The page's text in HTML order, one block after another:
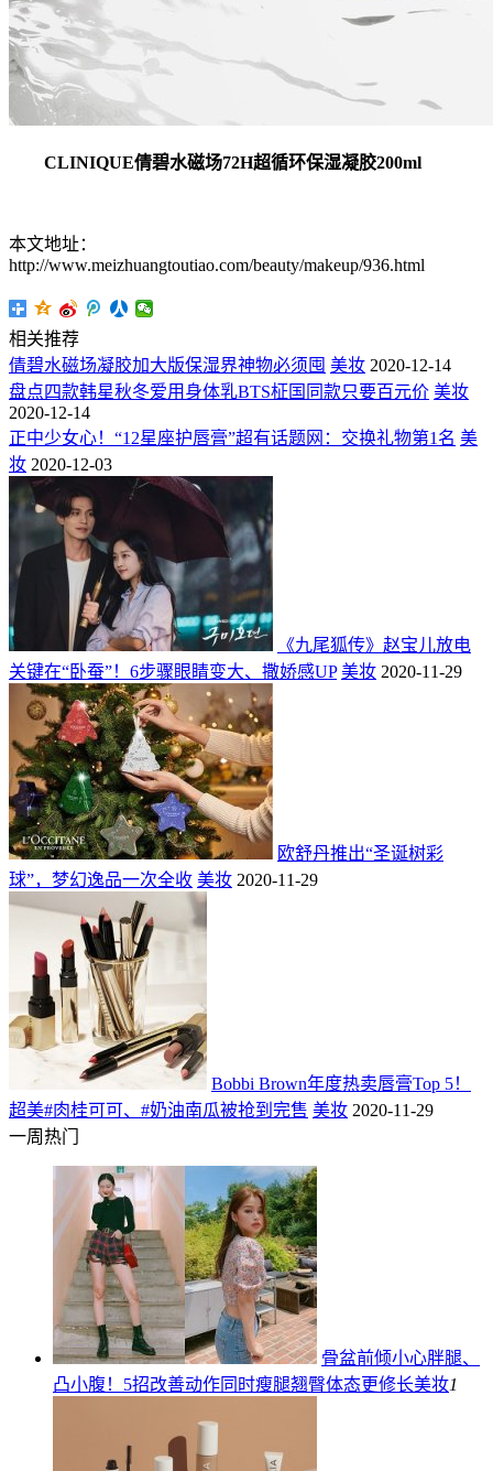
CLINIQUE倩碧水磁场72H超循环保湿凝胶200ml
本文地址：
http://www.meizhuangtoutiao.com/beauty/makeup/936.html
相关推荐
倩碧水磁场凝胶加大版保湿界神物必须囤 美妆 2020-12-14
盘点四款韩星秋冬爱用身体乳BTS柾国同款只要百元价 美妆
2020-12-14
正中少女心！“12星座护唇膏”超有话题网：交换礼物第1名 美
妆 2020-12-03
《九尾狐传》赵宝儿放电
关键在“卧蚕”！6步骤眼睛变大、撒娇感UP 美妆 2020-11-29
欧舒丹推出“圣诞树彩
球”，梦幻逸品一次全收 美妆 2020-11-29
Bobbi Brown年度热卖唇膏Top 5！
超美#肉桂可可、#奶油南瓜被抢到完售 美妆 2020-11-29
一周热门
骨盆前倾小心胖腿、
凸小腹！5招改善动作同时瘦腿翘臀体态更修长美妆1